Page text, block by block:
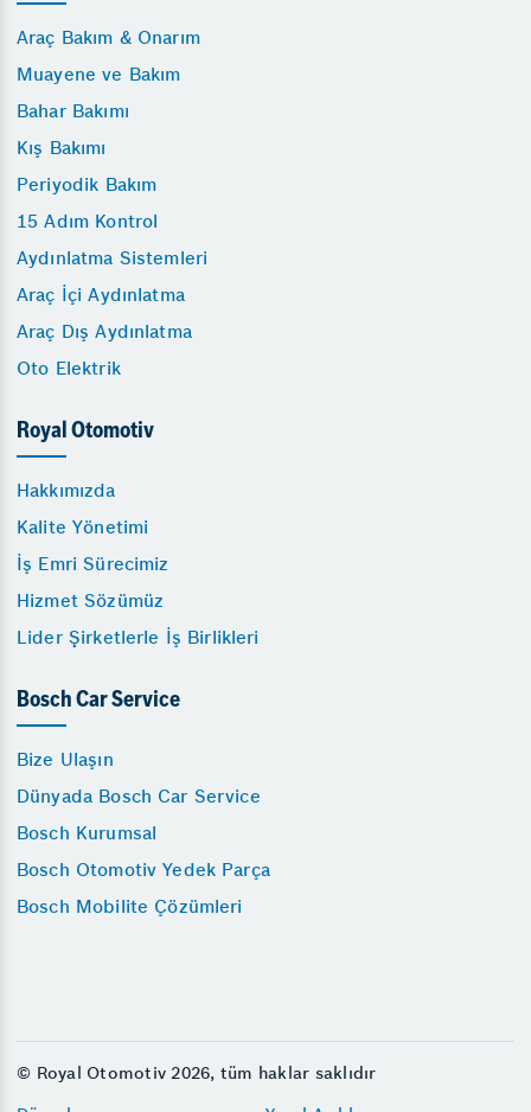
Araç Bakım & Onarım
Muayene ve Bakım
Bahar Bakımı
Kış Bakımı
Periyodik Bakım
15 Adım Kontrol
Aydınlatma Sistemleri
Araç İçi Aydınlatma
Araç Dış Aydınlatma
Oto Elektrik
Royal Otomotiv
Hakkımızda
Kalite Yönetimi
İş Emri Sürecimiz
Hizmet Sözümüz
Lider Şirketlerle İş Birlikleri
Bosch Car Service
Bize Ulaşın
Dünyada Bosch Car Service
Bosch Kurumsal
Bosch Otomotiv Yedek Parça
Bosch Mobilite Çözümleri
© Royal Otomotiv 2026, tüm haklar saklıdır